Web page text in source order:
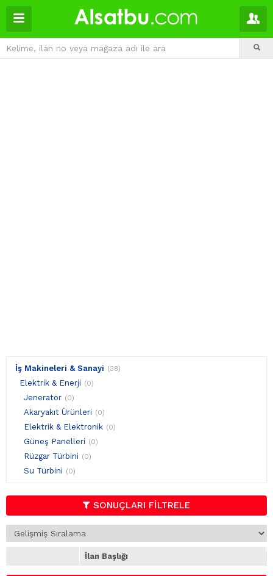
İş Makineleri & Sanayi (38)
Elektrik & Enerji (0)
Jeneratör (0)
Akaryakıt Ürünleri (0)
Elektrik & Elektronik (0)
Güneş Panelleri (0)
Rüzgar Türbini (0)
Su Türbini (0)
SONUÇLARI FİLTRELE
İlan Başlığı